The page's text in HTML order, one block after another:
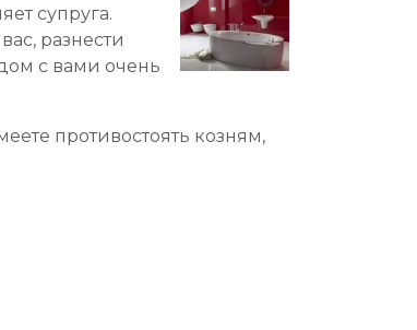
супруга.
разнести
с вами очень
противостоять козням,